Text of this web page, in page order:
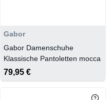
Gabor
Gabor Damenschuhe
Klassische Pantoletten mocca
79,95 €